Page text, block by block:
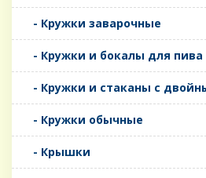
- Кружки заварочные
- Кружки и бокалы для пива
- Кружки и стаканы с
- Кружки обычные
- Крышки